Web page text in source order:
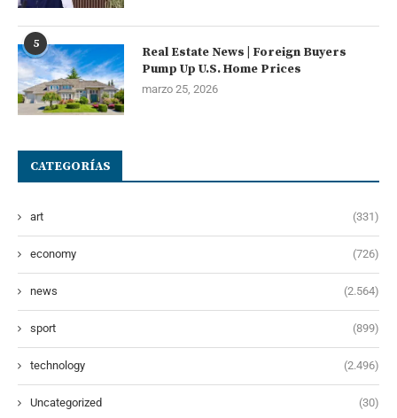
5
Real Estate News | Foreign Buyers
Pump Up U.S. Home Prices
marzo 25, 2026
CATEGORÍAS
art (331)
economy (726)
news (2.564)
sport (899)
technology (2.496)
Uncategorized (30)